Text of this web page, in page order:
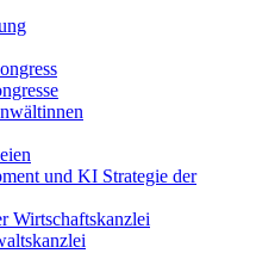
und KI Strategie der
Wirtschaftskanzlei